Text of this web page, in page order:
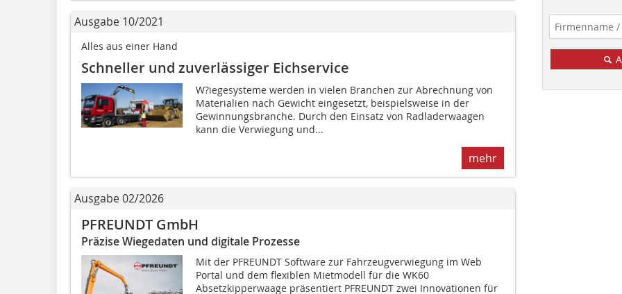
Ausgabe 10/2021
Alles aus einer Hand
Schneller und zuverlässiger Eichservice
W?iegesysteme werden in vielen Branchen zur Abrechnung von
Materialien nach Gewicht eingesetzt, beispielsweise in der
Gewinnungsbranche. Durch den Einsatz von Radladerwaagen
kann die Verwiegung und...
mehr
Ausgabe 02/2026
PFREUNDT GmbH
Präzise Wiegedaten und digitale Prozesse
Mit der PFREUNDT Software zur Fahrzeugverwiegung im Web
Portal und dem flexiblen Mietmodell für die WK60
Absetzkipperwaage präsentiert PFREUNDT zwei Innovationen für